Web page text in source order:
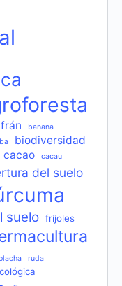
banana
biodiversidad
cacao cacau
del suelo
suelo frijoles
ruda